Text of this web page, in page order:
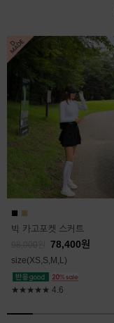
빅 카고포켓 스커트
78,400원
size(XS,S,M,L)
★★★★★ 4.6